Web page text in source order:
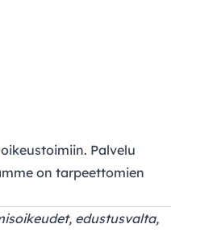
Palvelu
on tarpeettomien
edustusvalta,